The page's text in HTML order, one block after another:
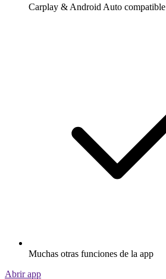
Carplay & Android Auto compatible
Muchas otras funciones de la app
Abrir app